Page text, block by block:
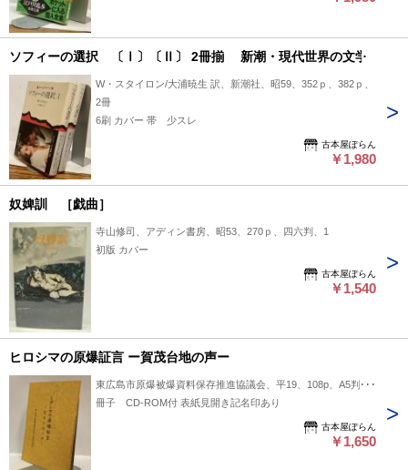
ソフィーの選択 〔Ⅰ〕〔Ⅱ〕 2冊揃 新潮・現代世界の文学
W・スタイロン/大浦暁生 訳、新潮社、昭59、352ｐ、382ｐ、
2冊
6刷 カバー 帯 少スレ
古本屋ぽらん
￥1,980
奴婢訓 ［戯曲］
寺山修司、アディン書房、昭53、270ｐ、四六判、1
初版 カバー
古本屋ぽらん
￥1,540
ヒロシマの原爆証言 ー賀茂台地の声ー
東広島市原爆被爆資料保存推進協議会、平19、108p、A5判、1
冊子 CD-ROM付 表紙見開き記名印あり
古本屋ぽらん
￥1,650